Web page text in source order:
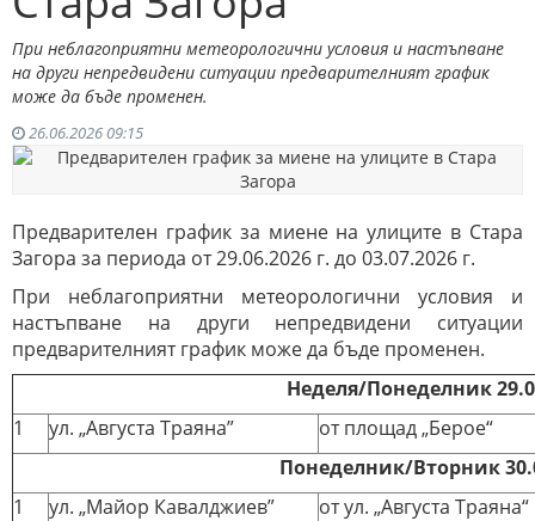
При неблагоприятни метеорологични условия и настъпване
на други непредвидени ситуации предварителният график
може да бъде променен.
26.06.2026 09:15
Предварителен график за миене на улиците в Стара
Загора за периода от 29.06.2026 г. до 03.07.2026 г.
При неблагоприятни метеорологични условия и
настъпване на други непредвидени ситуации
предварителният график може да бъде променен.
Неделя/Понеделник29.
1
ул. „Августа Траяна”
от площад „Берое“
Понеделник/Вторник
1
ул. „Майор Кавалджиев”
от ул. „Августа Траяна“